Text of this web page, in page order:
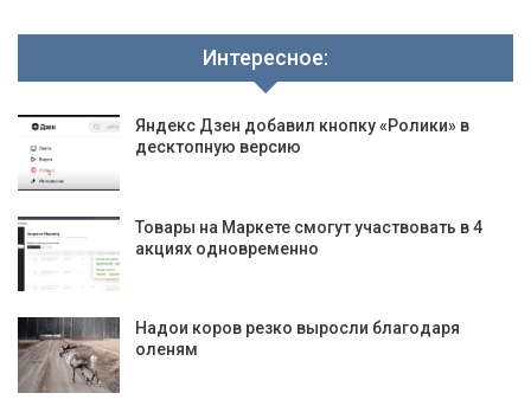
Интересное:
Яндекс Дзен добавил кнопку «Ролики» в
десктопную версию
Товары на Маркете смогут участвовать в 4
акциях одновременно
Надои коров резко выросли благодаря
оленям